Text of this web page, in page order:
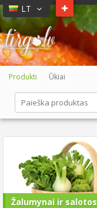
LT
Produkti Ūkiai
Žalumynai ir salotos